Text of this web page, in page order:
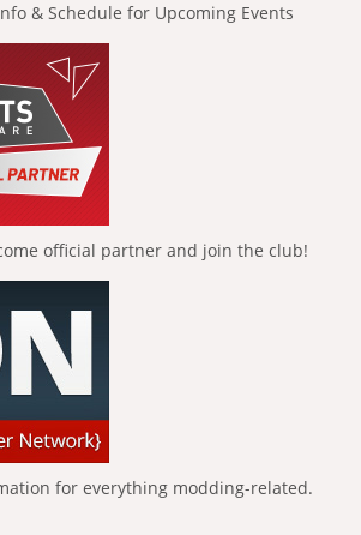
& Schedule for Upcoming Events
official partner and join the club!
for everything modding-related.